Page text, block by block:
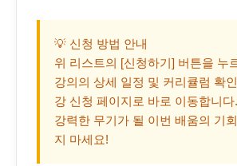
💡 신청 방법 안내
위 리스트의
[신청하기] 버튼을 누
강의의 상세 일정 및 커리큘럼 확
강 신청 페이지로 바로 이동합니다
강력한 무기가 될 이번 배움의 기
지 마세요!